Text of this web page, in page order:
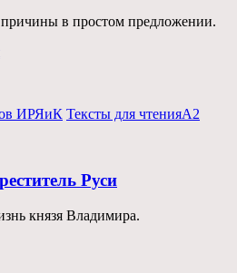
в простом предложении.
ИРЯиК Тексты для чтенияА2
Руси
князя Владимира.